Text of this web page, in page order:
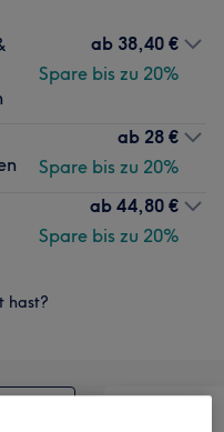
ab 38,40 €
Spare bis zu 20%
ab 28 €
Spare bis zu 20%
ab 44,80 €
Spare bis zu 20%
hast?